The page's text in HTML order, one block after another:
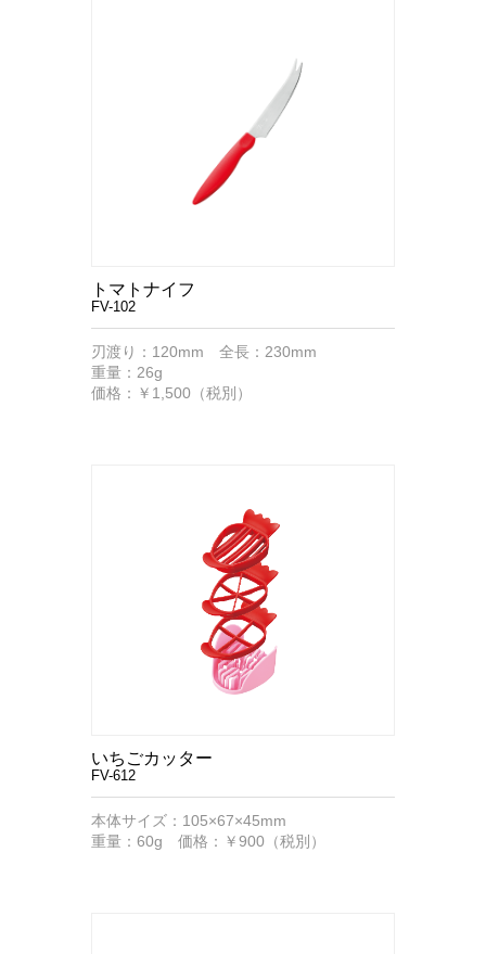
トマトナイフ
FV-102
刃渡り：120mm 全長：230mm
重量：26g
価格：￥1,500（税別）
いちごカッター
FV-612
本体サイズ：105×67×45mm
重量：60g 価格：￥900（税別）